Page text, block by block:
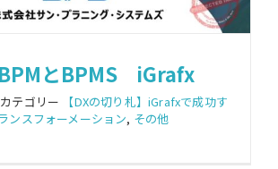
とBPMS iGrafx
カテゴリー
【DXの切り札】iGrafxで成功す
ンスフォーメーション, その他